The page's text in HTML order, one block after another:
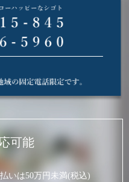
可能
いは50万円未満(税込)